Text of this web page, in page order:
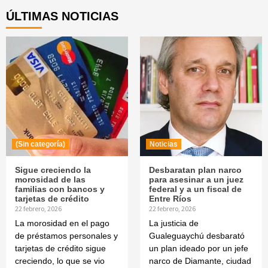
ÚLTIMAS NOTICIAS
(Sin categoría)
Sigue creciendo la
morosidad de las
familias con bancos y
tarjetas de crédito
22 febrero, 2026
La morosidad en el pago
de préstamos personales y
tarjetas de crédito sigue
creciendo, lo que se vio
Noticias
Desbaratan plan narco
para asesinar a un juez
federal y a un fiscal de
Entre Ríos
22 febrero, 2026
La justicia de
Gualeguaychú desbarató
un plan ideado por un jefe
narco de Diamante, ciudad